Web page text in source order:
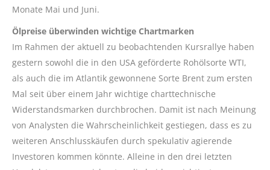
Monate Mai und Juni.
Ölpreise überwinden wichtige Chartmarken
Im Rahmen der aktuell zu beobachtenden Kursrallye haben
gestern sowohl die in den USA geförderte Rohölsorte WTI,
als auch die im Atlantik gewonnene Sorte Brent zum ersten
Mal seit über einem Jahr wichtige charttechnische
Widerstandsmarken durchbrochen. Damit ist nach Meinung
von Analysten die Wahrscheinlichkeit gestiegen, dass es zu
weiteren Anschlusskäufen durch spekulativ agierende
Investoren kommen könnte. Alleine in den drei letzten